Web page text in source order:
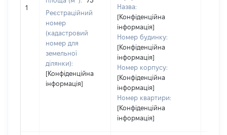
1
Реєстраційний
номер
(кадастровий
номер для
земельної
ділянки):
[Конфіденційна
інформація]
Назва:
[Конфіденційна
інформація]
Номер будинку:
[Конфіденційна
інформація]
Номер корпусу:
[Конфіденційна
інформація]
Номер квартири:
[Конфіденційна
інформація]